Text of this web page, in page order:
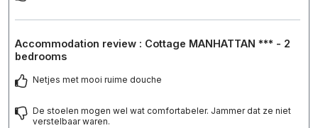
Accommodation review : Cottage MANHATTAN *** - 2
bedrooms
Netjes met mooi ruime douche
De stoelen mogen wel wat comfortabeler. Jammer dat ze niet
verstelbaar waren.